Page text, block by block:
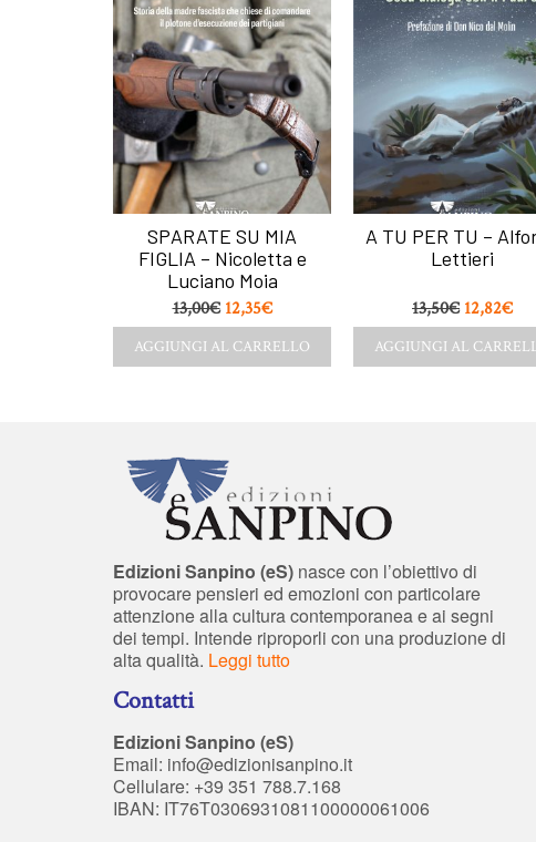
SPARATE SU MIA
FIGLIA – Nicoletta e
Luciano Moia
13,00€ 12,35€
AGGIUNGI AL CARRELLO
A TU PER TU –
Lettieri
13,50€ 12,82€
AGGIUNGI AL
Edizioni Sanpino (eS) nasce con l’obiettivo di
provocare pensieri ed emozioni con particolare
attenzione alla cultura contemporanea e ai segni
dei tempi. Intende riproporli con una produzione di
alta qualità. Leggi tutto
Contatti
Edizioni Sanpino (eS)
Email: info@edizionisanpino.it
Cellulare: +39 351 788.7.168
IBAN: IT76T0306931081100000061006